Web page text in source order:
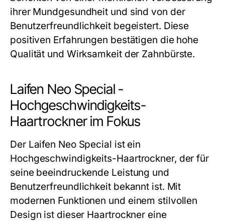
ihrer Mundgesundheit und sind von der
Benutzerfreundlichkeit begeistert. Diese
positiven Erfahrungen bestätigen die hohe
Qualität und Wirksamkeit der Zahnbürste.
Laifen Neo Special -
Hochgeschwindigkeits-
Haartrockner im Fokus
Der Laifen Neo Special ist ein
Hochgeschwindigkeits-Haartrockner, der für
seine beeindruckende Leistung und
Benutzerfreundlichkeit bekannt ist. Mit
modernen Funktionen und einem stilvollen
Design ist dieser Haartrockner eine